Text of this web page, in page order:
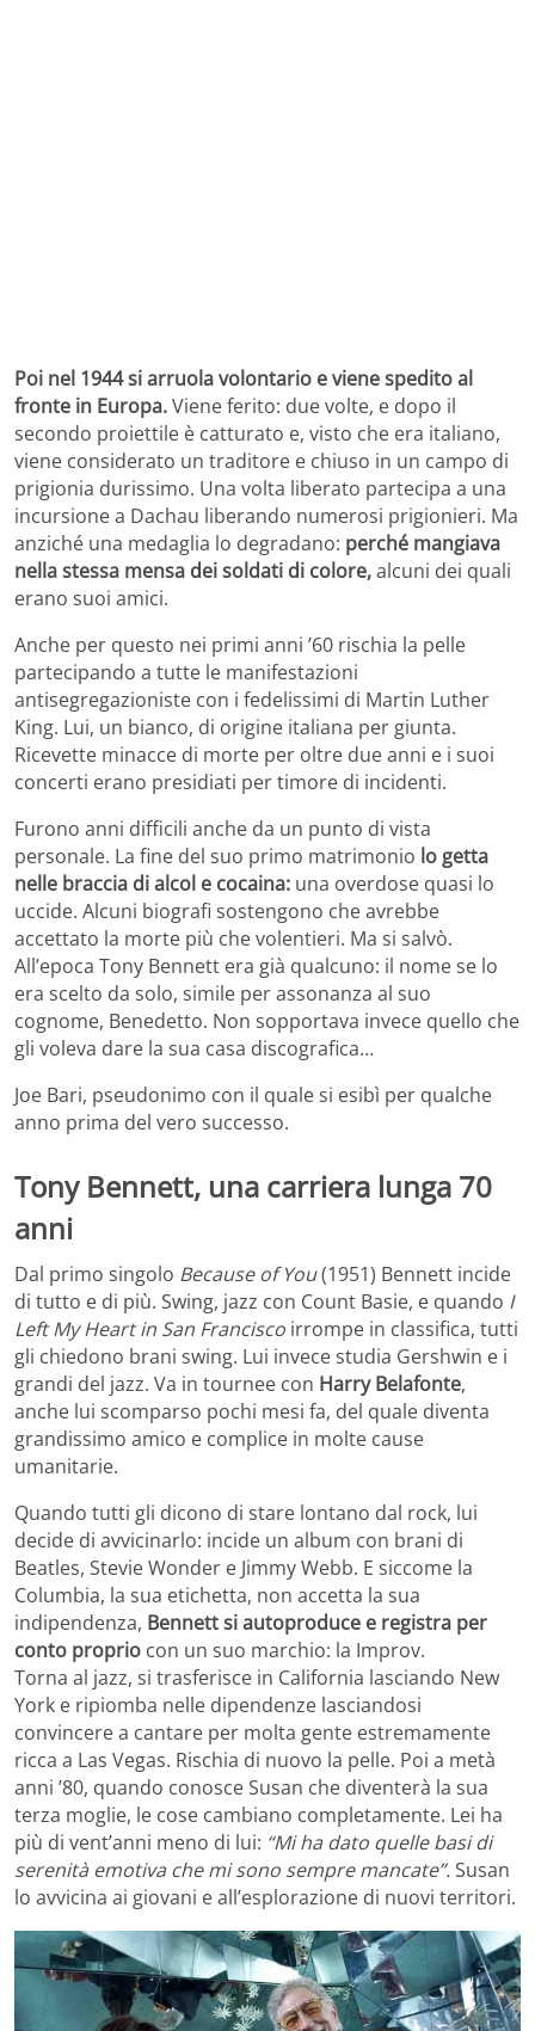
Poi nel 1944 si arruola volontario e viene spedito al
fronte in Europa.Viene ferito: due volte, e dopo il
secondo proiettile è catturato e, visto che era italiano,
viene considerato un traditore e chiuso in un campo di
prigionia durissimo. Una volta liberato partecipa a una
incursione a Dachau liberando numerosi prigionieri. Ma
anziché una medaglia lo degradano: perché mangiava
nella stessa mensa dei soldati di colore,alcuni dei quali
erano suoi amici.
Anche per questo nei primi anni ’60 rischia la pelle
partecipando a tutte le manifestazioni
antisegregazioniste con i fedelissimi di Martin Luther
King. Lui, un bianco, di origine italiana per giunta.
Ricevette minacce di morte per oltre due anni e i suoi
concerti erano presidiati per timore di incidenti.
Furono anni difficili anche da un punto di vista
personale. La fine del suo primo matrimonio lo getta
nelle braccia di alcol e cocaina: una overdose quasi lo
uccide. Alcuni biografi sostengono che avrebbe
accettato la morte più che volentieri. Ma si salvò.
All’epoca Tony Bennett era già qualcuno: il nome se lo
era scelto da solo, simile per assonanza al suo
cognome, Benedetto. Non sopportava invece quello che
gli voleva dare la sua casa discografica…
Joe Bari, pseudonimo con il quale si esibì per qualche
anno prima del vero successo.
Tony Bennett, una carriera lunga 70
anni
Dal primo singolo Because of You(1951) Bennett incide
di tutto e di più. Swing, jazz con Count Basie, e quando I
Left My Heart in San Francisco irrompe in classifica, tutti
gli chiedono brani swing. Lui invece studia Gershwin e i
grandi del jazz. Va in tournee con Harry Belafonte,
anche lui scomparso pochi mesi fa, del quale diventa
grandissimo amico e complice in molte cause
umanitarie.
Quando tutti gli dicono di stare lontano dal rock, lui
decide di avvicinarlo: incide un album con brani di
Beatles, Stevie Wonder e Jimmy Webb. E siccome la
Columbia, la sua etichetta, non accetta la sua
indipendenza, Bennett si autoproduce e registra per
conto proprio con un suo marchio: la Improv.
Torna al jazz, si trasferisce in California lasciando New
York e ripiomba nelle dipendenze lasciandosi
convincere a cantare per molta gente estremamente
ricca a Las Vegas. Rischia di nuovo la pelle. Poi a metà
anni ’80, quando conosce Susan che diventerà la sua
terza moglie, le cose cambiano completamente. Lei ha
più di vent’anni meno di lui: “Mi ha dato quelle basi di
serenità emotiva che mi sono sempre mancate”.Susan
lo avvicina ai giovani e all’esplorazione di nuovi territori.